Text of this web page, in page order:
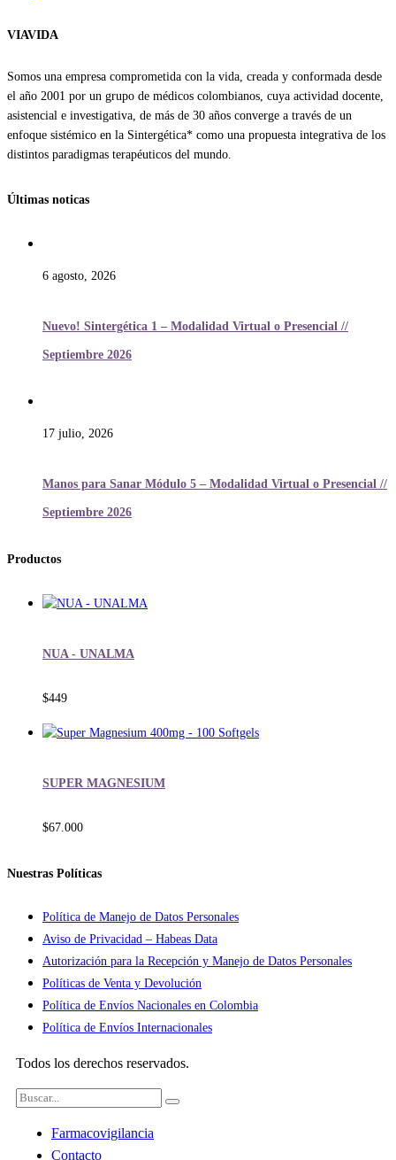
VIAVIDA
Somos una empresa comprometida con la vida, creada y conformada desde
el año 2001 por un grupo de médicos colombianos, cuya actividad docente,
asistencial e investigativa, de más de 30 años converge a través de un
enfoque sistémico en la Sintergética* como una propuesta integrativa de los
distintos paradigmas terapéuticos del mundo.
Últimas noticas
6 agosto, 2026
Nuevo! Sintergética 1 – Modalidad Virtual o Presencial //
Septiembre 2026
17 julio, 2026
Manos para Sanar Módulo 5 – Modalidad Virtual o Presencial //
Septiembre 2026
Productos
NUA - UNALMA
$449
SUPER MAGNESIUM
$67.000
Nuestras Políticas
Política de Manejo de Datos Personales
Aviso de Privacidad – Habeas Data
Autorización para la Recepción y Manejo de Datos Personales
Políticas de Venta y Devolución
Política de Envíos Nacionales en Colombia
Política de Envíos Internacionales
Todos los derechos reservados.
Farmacovigilancia
Contacto